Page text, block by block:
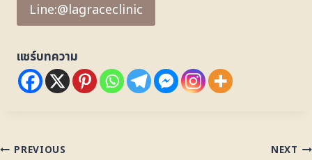
Line:@lagraceclinic
แชร์บทความ
PREVIOUS NEXT